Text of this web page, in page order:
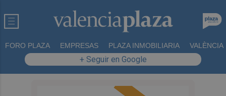
FORO PLAZA EMPRESAS PLAZA INMOBILIARIA VALÈNCIA
+ Seguir en Google